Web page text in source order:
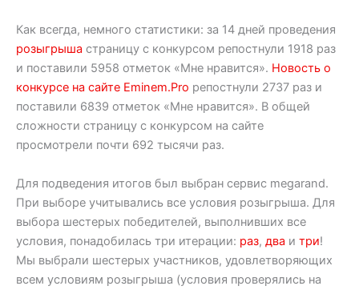
Как всегда, немного статистики: за 14 дней проведения
розыгрыша страницу с конкурсом репостнули 1918 раз
и поставили 5958 отметок «Мне нравится». Новость о
конкурсе на сайте Eminem.Pro репостнули 2737 раз и
поставили 6839 отметок «Мне нравится». В общей
сложности страницу с конкурсом на сайте
просмотрели почти 692 тысячи раз.
Для подведения итогов был выбран сервис megarand.
При выборе учитывались все условия розыгрыша. Для
выбора шестерых победителей, выполнивших все
условия, понадобилась три итерации: раз, два и три!
Мы выбрали шестерых участников, удовлетворяющих
всем условиям розыгрыша (условия проверялись на